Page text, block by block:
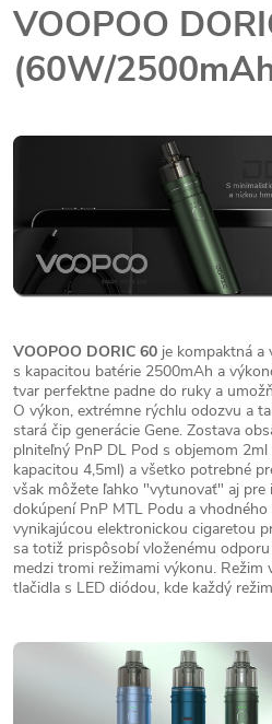
VOOPOO
(60W/
VOOPOO DORIC 60 je kompaktná a
s kapacitou batérie 2500mAh a
tvar perfektne padne do ruky a
O výkon, extrémne rýchlu odozvu a
stará čip generácie Gene. Zostava
plniteľný PnP DL Pod s objemom
kapacitou 4,5ml) a všetko potrebné
však môžete ľahko "vytunovať" aj pre
dokúpení PnP MTL Podu a
vynikajúcou elektronickou cigaretou
sa totiž prispôsobí vloženému
medzi tromi režimami výkonu.
tlačidla s LED diódou, kde každý